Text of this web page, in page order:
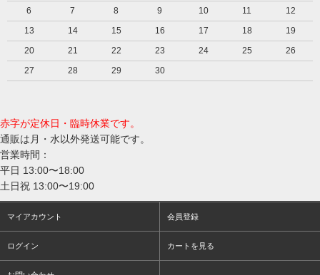
6
7 8 9 10 11
12
13
14 15 16 17 18
19
20
21 22 23 24 25
26
27
28 29 30
赤字が定休日・臨時休業です。
通販は月・水以外発送可能です。
営業時間：
平日 13:00〜18:00
土日祝 13:00〜19:00
マイアカウント 会員登録
ログイン カートを見る